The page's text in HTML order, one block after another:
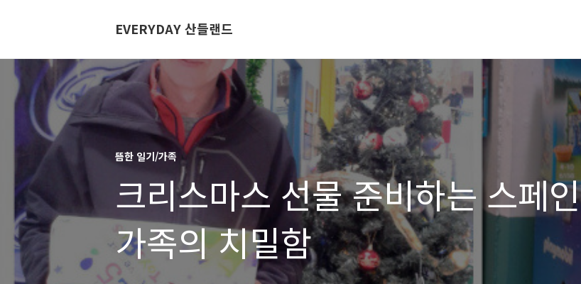
EVERYDAY 산들랜드
뜸한 일기/가족
크리스마스 선물 준비하는 스페인
가족의 치밀함